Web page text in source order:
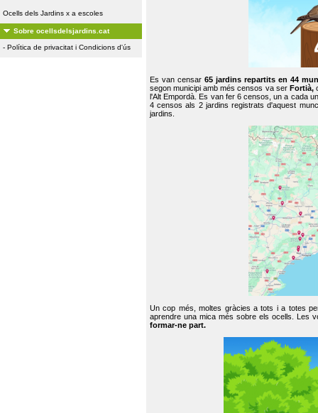
Ocells dels Jardins x a escoles
Sobre ocellsdelsjardins.cat
- Política de privacitat i Condicions d'ús
Es van censar65 jardins repartits en 44
segon municipi amb més censos va ser Fortià,
l'Alt Empordà. Es van fer 6 censos, un a cada
4 censos als 2 jardins registrats d'aquest
jardins.
Un cop més, moltes gràcies a tots i a totes
aprendre una mica més sobre els ocells. Les
formar-ne part.